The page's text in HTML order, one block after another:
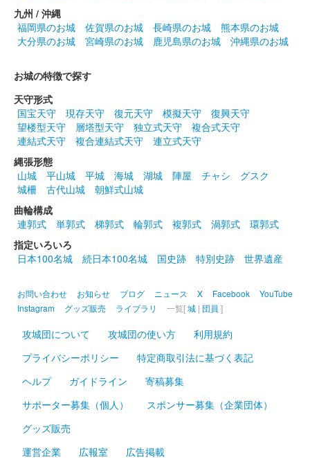
白井城 御城印 令和五年上杉謙信八重桜版
白井城 御城印
白井城 御城印 令和五年徳川譜代版
白井城 御城印 令和4年冬限定版
100枚限定
白井城 御城印
100枚限定
白井城 御城印
10月8日に開催された群馬戦国御城印サミットの開催記念印とし
て先行販売されたもの。10月19日から現地で販売開始。
白井城 御城印
九州 / 沖縄
福岡県のお城
佐賀県のお城 長崎県のお城
熊本県のお城
大分県のお城
宮崎県のお城 鹿児島県のお城 沖縄県のお城
お城の特徴で探す
天守形式
国宝天守
現存天守 復元天守 模擬天守
復興天守
望楼型天守
層塔型天守 独立式天守
複合式天守
連結式天守
複合連結式天守
連立式天守
縄張形態
山城
平山城 平城 海城 湖城 陣屋 チャシ
グスク
城柵
古代山城
朝鮮式山城
曲輪構成
連郭式
単郭式 梯郭式 輪郭式 複郭式 渦郭式
環郭式
指定いろいろ
日本100名城
続日本100名城 国史跡 特別史跡 世界遺産
お問い合わせ お知らせ ブログ ニュース X Facebook
YouTube
Instagram
グッズ販売 ライブラリ 一覧[城 | 団員 ]
攻城団について 攻城団の使い方
利用規約
プライバシーポリシー
特定商取引法に基づく表記
ヘルプ
ガイドライン
寄稿募集
サポーター募集（個人）
スポンサー募集（企業団体）
グッズ販売
運営企業
広報室 広告掲載